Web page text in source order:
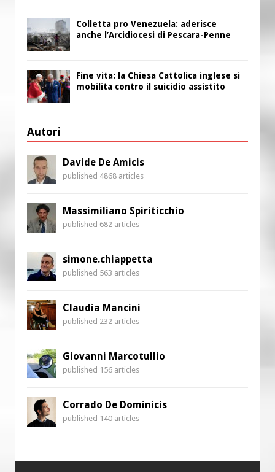
Colletta pro Venezuela: aderisce
anche l’Arcidiocesi di Pescara-Penne
Fine vita: la Chiesa Cattolica inglese si
mobilita contro il suicidio assistito
Autori
Davide De Amicis
published 4868 articles
Massimiliano Spiriticchio
published 682 articles
simone.chiappetta
published 563 articles
Claudia Mancini
published 232 articles
Giovanni Marcotullio
published 156 articles
Corrado De Dominicis
published 140 articles